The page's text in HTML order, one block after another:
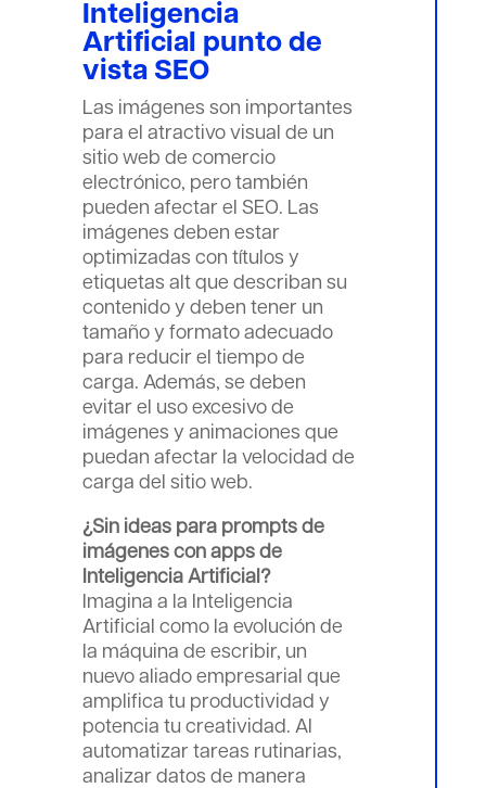
Inteligencia
Artificial punto de
vista SEO
Las imágenes son importantes
para el atractivo visual de un
sitio web de comercio
electrónico, pero también
pueden afectar el SEO. Las
imágenes deben estar
optimizadas con títulos y
etiquetas alt que describan su
contenido y deben tener un
tamaño y formato adecuado
para reducir el tiempo de
carga. Además, se deben
evitar el uso excesivo de
imágenes y animaciones que
puedan afectar la velocidad de
carga del sitio web.
¿Sin ideas para prompts de
imágenes con apps de
Inteligencia Artificial?
Imagina a la Inteligencia
Artificial como la evolución de
la máquina de escribir, un
nuevo aliado empresarial que
amplifica tu productividad y
potencia tu creatividad. Al
automatizar tareas rutinarias,
analizar datos de manera